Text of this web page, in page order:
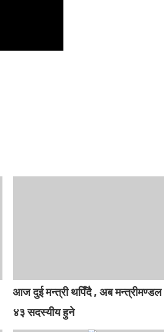
आज दुई मन्त्री थपिँदै , अब मन्त्रीमण्डल
४३ सदस्यीय हुने